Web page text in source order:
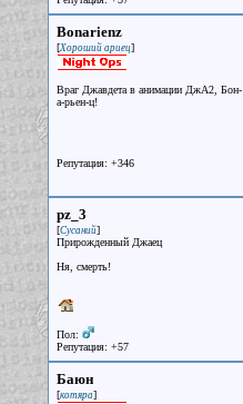
Bonarienz
[Хороший ариец]
Враг Джавдета в анимации ДжА2, Бон-
а-рьен-ц!
Репутация: +346
pz_3
[Сусаний]
Прирожденный Джаец
Ня, смерть!
Пол:
Репутация: +57
Баюн
[котяра]